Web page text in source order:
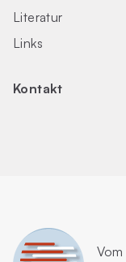
Literatur
Links
Kontakt
Vom